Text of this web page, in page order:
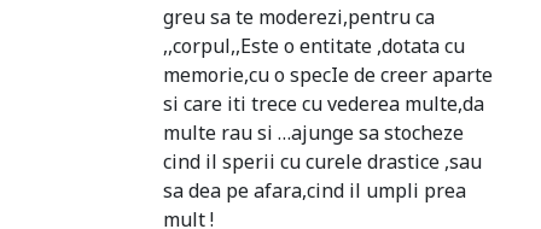
greu sa te moderezi,pentru ca
,,corpul,,Este o entitate ,dotata cu
memorie,cu o specIe de creer aparte
si care iti trece cu vederea multe,da
multe rau si …ajunge sa stocheze
cind il sperii cu curele drastice ,sau
sa dea pe afara,cind il umpli prea
mult !